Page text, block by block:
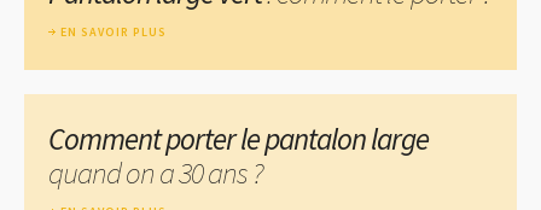
EN SAVOIR PLUS
Comment porter le pantalon large
quand on a 30 ans ?